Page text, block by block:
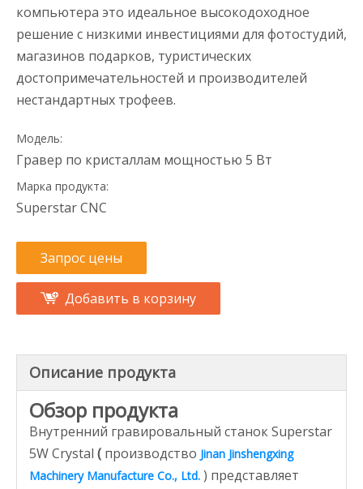
компьютера это идеальное высокодоходное
решение с низкими инвестициями для фотостудий,
магазинов подарков, туристических
достопримечательностей и производителей
нестандартных трофеев.
Модель:
Гравер по кристаллам мощностью 5 Вт
Марка продукта:
Superstar CNC
Запрос цены
Добавить в корзину
Описание продукта
Обзор продукта
Внутренний гравировальный станок Superstar
5W Crystal ( производство Jinan Jinshengxing
Machinery Manufacture Co., Ltd. ) представляет